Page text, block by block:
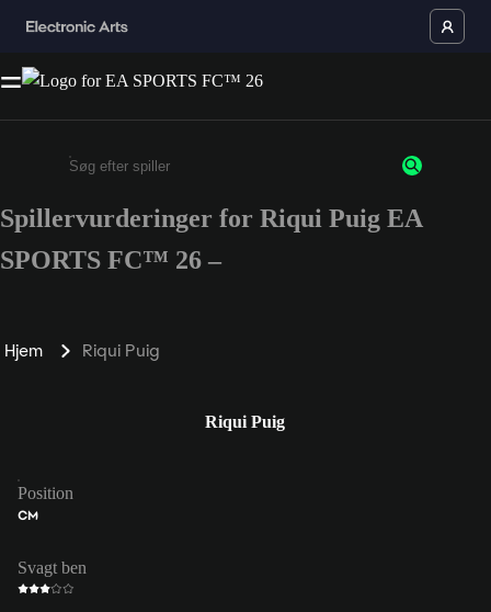
Enter a minimum of 3 characters or numbers
Spillervurderinger for Riqui Puig EA
SPORTS FC™ 26 –
Hjem Riqui Puig
Riqui Puig
Position
CM
Svagt ben